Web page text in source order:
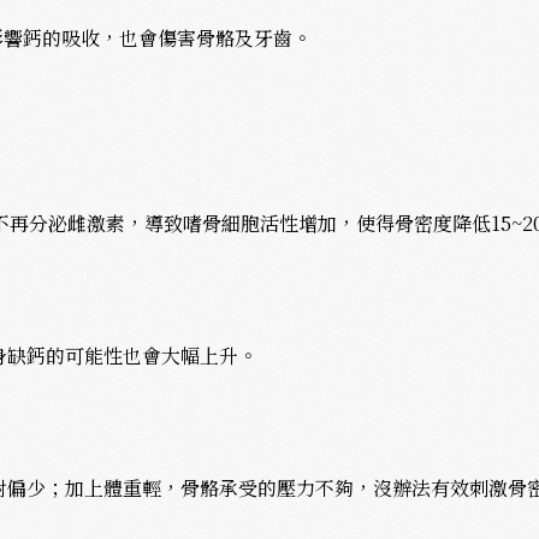
鈣的吸收，也會傷害骨骼及牙齒。
分泌雌激素，導致嗜骨細胞活性增加，使得骨密度降低
鈣的可能性也會大幅上升。
少；加上體重輕，骨骼承受的壓力不夠，沒辦法有效刺激骨